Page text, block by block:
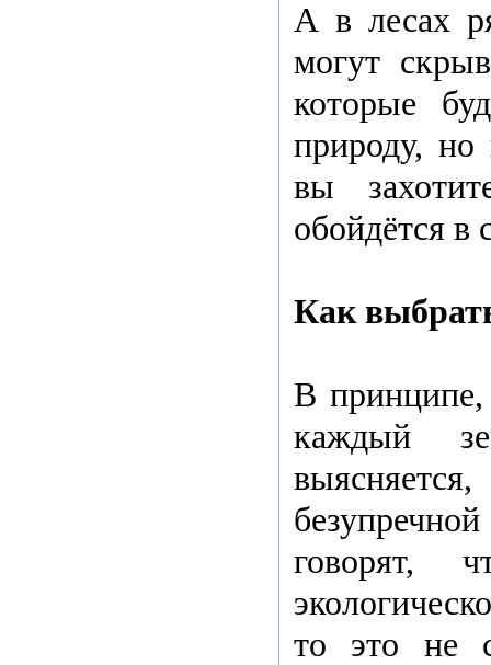
А в лесах
могут
которые
природу,
вы
обойдётся в
Как
В принципе,
каждый
говорят,
то это не